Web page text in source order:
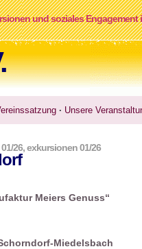
und soziales Engagement
· Unsere
26,exkursionen 01/26
Meiers Genuss“
Miedelsbach